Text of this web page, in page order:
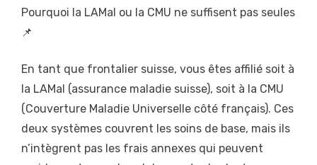
Pourquoi la LAMal ou la CMU ne suffisent pas seules
📌
En tant que frontalier suisse, vous êtes affilié soit à
la LAMal (assurance maladie suisse), soit à la CMU
(Couverture Maladie Universelle côté français). Ces
deux systèmes couvrent les soins de base, mais ils
n’intègrent pas les frais annexes qui peuvent